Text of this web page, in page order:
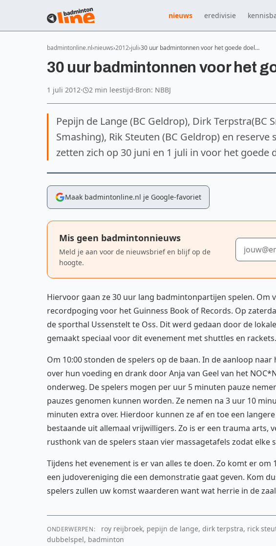
nieuws eredivisie
badmintonline.nl nieuws 2012 juli 30 uur badmintonnen voor het goede doel…
30 uur badmintonnen voor het
1 juli 2012· 2 min leestijd·Bron: NBBJ
Pepijn de Lange (BC Geldrop), Dirk Terpstra(BC
Smashing), Rik Steuten (BC Geldrop) en reserve
zetten zich op 30 juni en 1 juli in voor het goede
Maak badmintonline.nl je Google-favoriet
Mis geen badmintonnieuws
Meld je aan voor de nieuwsbrief en blijf op de
hoogte.
E-mailadres
Hiervoor gaan ze 30 uur lang badmintonpartijen spelen. Om
recordpoging voor het Guinness Book of Records. Op
de sporthal Ussenstelt te Oss. Dit werd gedaan door de
gemaakt speciaal voor dit evenement met shuttles en rackets.
Om 10:00 stonden de spelers op de baan. In de aanloop
over hun voeding en drank door Anja van Geel van het
onderweg. De spelers mogen per uur 5 minuten pauze
pauzes genomen kunnen worden. Ze nemen na 3 uur 10
minuten extra over. Hierdoor kunnen ze af en toe een
bestaande uit allemaal vrijwilligers. Zo is er een trauma arts,
rusthonk van de spelers staan vier massagetafels zodat elke
Tijdens het evenement is er van alles te doen. Zo komt er
een judovereniging die een demonstratie gaat geven. Kom
spelers zullen uw komst waarderen want wat herrie in de
ONDERWERPEN:
roy reijbroek, pepijn de lange, dirk terpstra, rick
dubbelspel, badminton